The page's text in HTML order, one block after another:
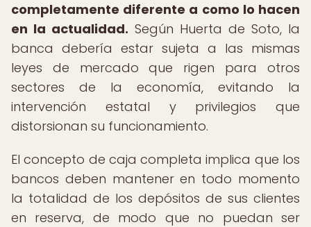
completamente diferente a como lo hacen
en la actualidad. Según Huerta de Soto, la
banca debería estar sujeta a las mismas
leyes de mercado que rigen para otros
sectores de la economía, evitando la
intervención estatal y privilegios que
distorsionan su funcionamiento.
El concepto de caja completa implica que los
bancos deben mantener en todo momento
la totalidad de los depósitos de sus clientes
en reserva, de modo que no puedan ser